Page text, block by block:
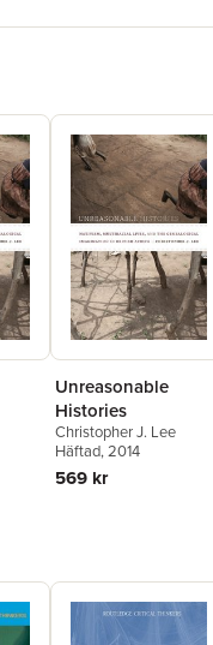
Unreasonable
Histories
Christopher J. Lee
Häftad, 2014
569 kr